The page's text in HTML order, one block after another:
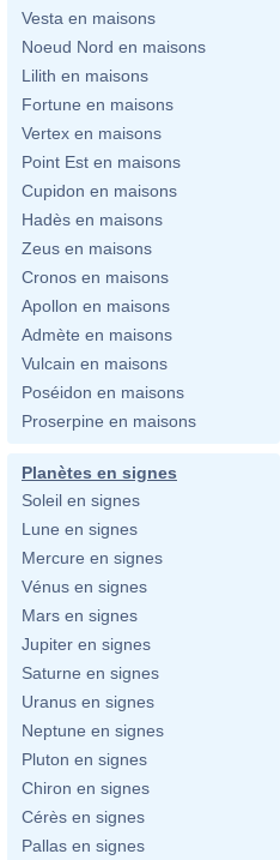
Vesta en maisons
Noeud Nord en maisons
Lilith en maisons
Fortune en maisons
Vertex en maisons
Point Est en maisons
Cupidon en maisons
Hadès en maisons
Zeus en maisons
Cronos en maisons
Apollon en maisons
Admète en maisons
Vulcain en maisons
Poséidon en maisons
Proserpine en maisons
Planètes en signes
Soleil en signes
Lune en signes
Mercure en signes
Vénus en signes
Mars en signes
Jupiter en signes
Saturne en signes
Uranus en signes
Neptune en signes
Pluton en signes
Chiron en signes
Cérès en signes
Pallas en signes